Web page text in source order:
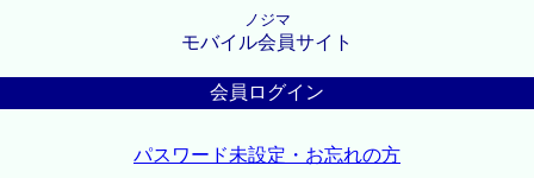
ノジマ
モバイル会員サイト
会員ログイン
パスワード未設定・お忘れの方